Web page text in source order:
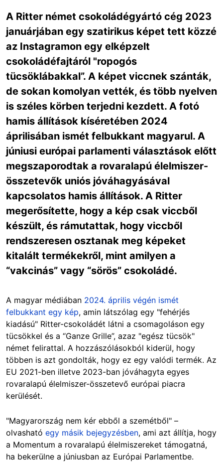
A Ritter német csokoládégyártó cég 2023
januárjában egy szatirikus képet tett közzé
az Instagramon egy elképzelt
csokoládéfajtáról "ropogós
tücsöklábakkal”. A képet viccnek szánták,
de sokan komolyan vették, és több nyelven
is széles körben terjedni kezdett. A fotó
hamis állítások kíséretében 2024
áprilisában ismét felbukkant magyarul. A
júniusi európai parlamenti választások előtt
megszaporodtak a rovaralapú élelmiszer-
összetevők uniós jóváhagyásával
kapcsolatos hamis állítások. A Ritter
megerősítette, hogy a kép csak viccből
készült, és rámutattak, hogy viccből
rendszeresen osztanak meg képeket
kitalált termékekről, mint amilyen a
“vakcinás” vagy “sörös” csokoládé.
A magyar médiában 2024. április végén ismét
felbukkant egy kép, amin látszólag egy "fehérjés
kiadású" Ritter-csokoládét látni a csomagoláson egy
tücsökkel és a “Ganze Grille”, azaz "egész tücsök"
német felirattal. A hozzászólásokból kiderül, hogy
többen is azt gondolták, hogy ez egy valódi termék. Az
EU 2021-ben illetve 2023-ban jóváhagyta egyes
rovaralapú élelmiszer-összetevő európai piacra
kerülését.
"Magyarország nem kér ebből a szemétből" –
olvasható egy másik bejegyzésben, ami azt állítja, hogy
a Momentum a rovaralapú élelmiszereket támogatná,
ha bekerülne a júniusban az Európai Parlamentbe.